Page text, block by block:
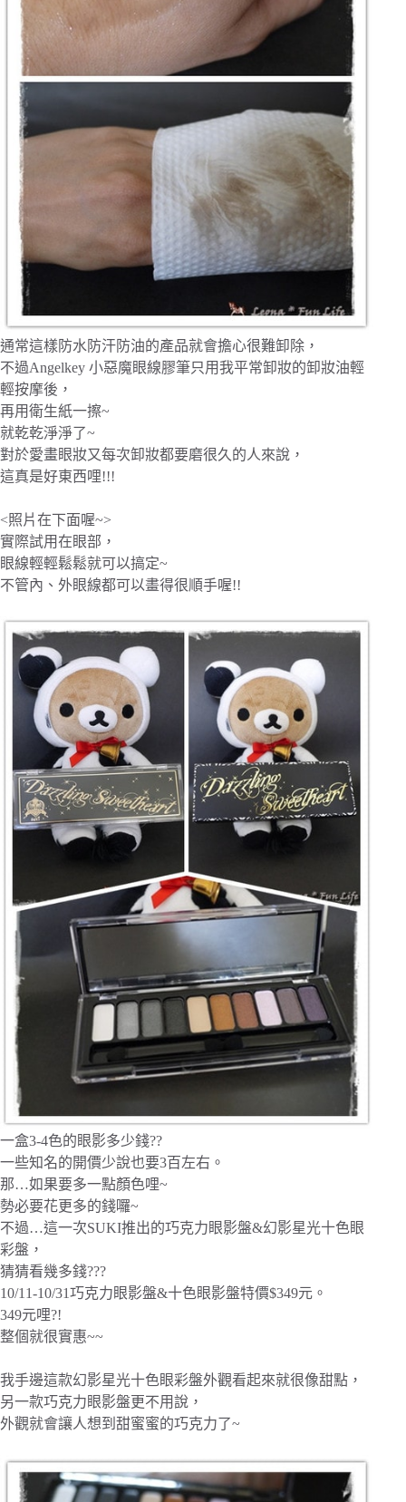
通常這樣防水防汗防油的產品就會擔心很難卸除，
不過Angelkey 小惡魔眼線膠筆只用我平常卸妝的卸妝油輕
輕按摩後，
再用衛生紙一擦~
就乾乾淨淨了~
對於愛畫眼妝又每次卸妝都要磨很久的人來說，
這真是好東西哩!!!
<照片在下面喔~>
實際試用在眼部，
眼線輕輕鬆鬆就可以搞定~
不管內、外眼線都可以畫得很順手喔!!
一盒3-4色的眼影多少錢??
一些知名的開價少說也要3百左右。
那…如果要多一點顏色哩~
勢必要花更多的錢囉~
不過…這一次SUKI推出的巧克力眼影盤&幻影星光十色眼
彩盤，
猜猜看幾多錢???
10/11-10/31巧克力眼影盤&十色眼影盤特價$349元。
349元哩?!
整個就很實惠~~
我手邊這款幻影星光十色眼彩盤外觀看起來就很像甜點，
另一款巧克力眼影盤更不用說，
外觀就會讓人想到甜蜜蜜的巧克力了~